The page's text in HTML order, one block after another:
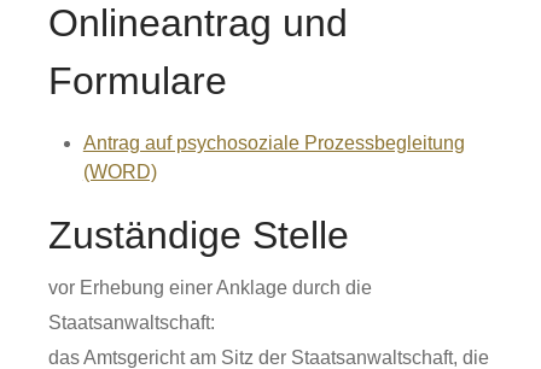
Onlineantrag und
Formulare
Antrag auf psychosoziale Prozessbegleitung
(WORD)
Zuständige Stelle
vor Erhebung einer Anklage durch die
Staatsanwaltschaft:
das Amtsgericht am Sitz der Staatsanwaltschaft, die